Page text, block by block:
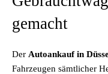
gemacht
Der Autoankauf in
Fahrzeugen sämtlicher